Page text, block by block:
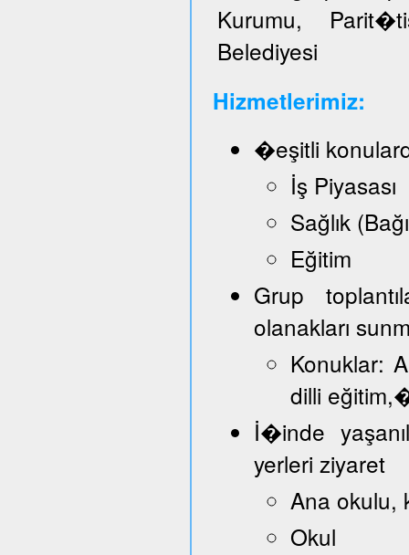
Kurumu,
Belediyesi
Hizmetlerimiz:
�eşitli
İş Piyasası
Sağlık
Eğitim
Grup
olanakları
Konuklar:
dilli
İ�inde
yerleri ziyaret
Ana okulu,
Okul